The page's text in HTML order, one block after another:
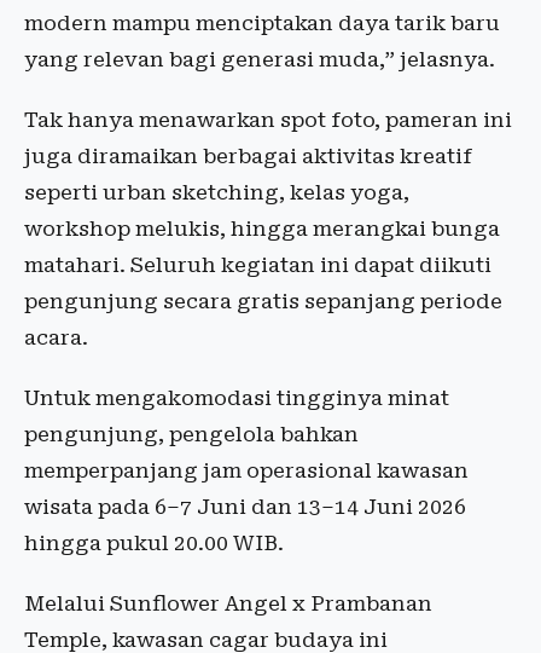
modern mampu menciptakan daya tarik baru
yang relevan bagi generasi muda,” jelasnya.
Tak hanya menawarkan spot foto, pameran ini
juga diramaikan berbagai aktivitas kreatif
seperti urban sketching, kelas yoga,
workshop melukis, hingga merangkai bunga
matahari. Seluruh kegiatan ini dapat diikuti
pengunjung secara gratis sepanjang periode
acara.
Untuk mengakomodasi tingginya minat
pengunjung, pengelola bahkan
memperpanjang jam operasional kawasan
wisata pada 6–7 Juni dan 13–14 Juni 2026
hingga pukul 20.00 WIB.
Melalui Sunflower Angel x Prambanan
Temple, kawasan cagar budaya ini